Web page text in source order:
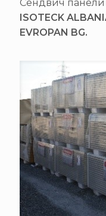
Сендвич панели
ISOTECK
EVROPAN BG.